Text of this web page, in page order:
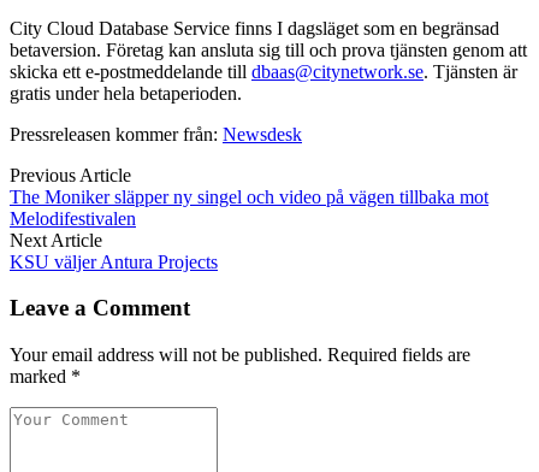
City Cloud Database Service finns I dagsläget som en begränsad
betaversion. Företag kan ansluta sig till och prova tjänsten genom att
skicka ett e-postmeddelande till dbaas@citynetwork.se. Tjänsten är
gratis under hela betaperioden.
Pressreleasen kommer från: Newsdesk
Previous Article
The Moniker släpper ny singel och video på vägen tillbaka mot
Melodifestivalen
Next Article
KSU väljer Antura Projects
Leave a Comment
Your email address will not be published. Required fields are
marked *